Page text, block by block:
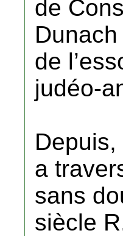
de
de
judéo-
a
sans
siècle